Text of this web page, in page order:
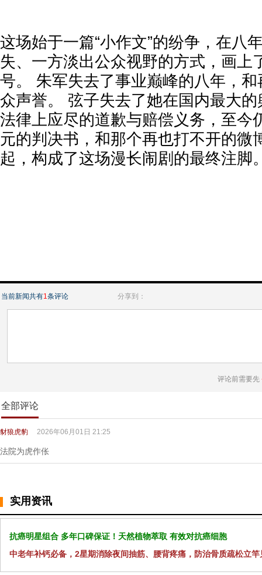
这场始于一篇“小作文”的纷争，在八
失、一方淡出公众视野的方式，画上
号。 朱军失去了事业巅峰的八年，
众声誉。 弦子失去了她在国内最大
法律上应尽的道歉与赔偿义务，至今
元的判决书，和那个再也打不开的微
起，构成了这场漫长闹剧的最终注脚
当前新闻共有1条评论 分享到：
评论前需要先
全部评论
豺狼虎豹 2026年06月01日 21:25
法院为虎作伥
实用资讯
抗癌明星组合 多年口碑保证！天然植物萃取 有效对抗癌细胞
中老年补钙必备，2星期消除夜间抽筋、腰背疼痛，防治骨质疏松立竿